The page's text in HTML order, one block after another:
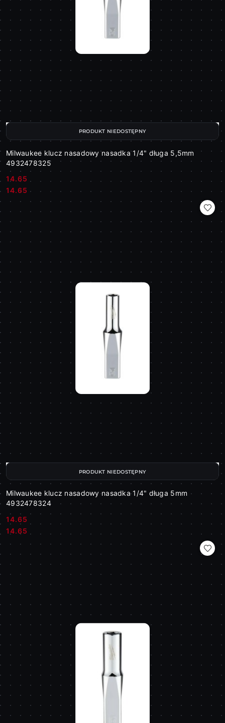
Milwaukee klucz nasadowy nasadka 1/4" długa 5,5mm
4932478325
Cena:
14.65
Cena:
14.65
PRODUKT NIEDOSTĘPNY
Milwaukee klucz nasadowy nasadka 1/4" długa 5mm
4932478324
Cena:
14.65
Cena:
14.65
PRODUKT NIEDOSTĘPNY